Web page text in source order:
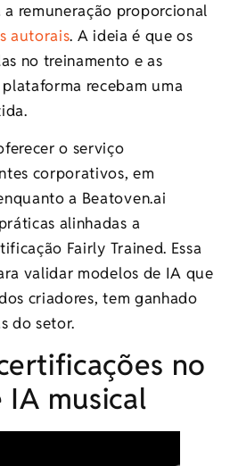
remuneração proporcional
autorais. A ideia é que os
no treinamento e as
recebam uma
o serviço
corporativos, em
a Beatoven.ai
alinhadas a
Fairly Trained. Essa
validar modelos de IA que
criadores, tem ganhado
do setor.
no
IA musical